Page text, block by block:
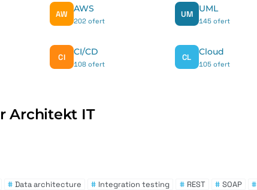
AW
AWS
202 ofert
UM
UML
145 ofert
CI
CI/CD
108 ofert
CL
Cloud
105 ofert
Architekt IT
# Data architecture # Integration testing # REST # SOAP #